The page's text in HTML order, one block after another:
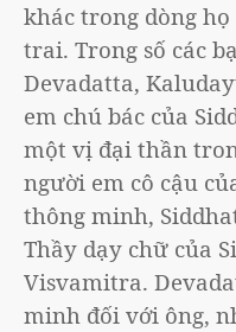
khác trong dòng họ
trai. Trong số các
Devadatta,
em chú bác của
một vị đại thần
người em cô cậu
thông minh,
Thầy dạy chữ của
Visvamitra.
minh đối với ông,